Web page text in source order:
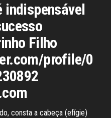
indispensável
Filho
profile/0
consta a cabeça (efígie)